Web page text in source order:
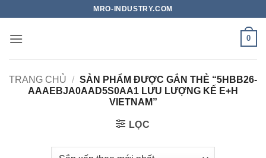
nội
MRO-INDUSTRY.COM
0
TRANG CHỦ / SẢN PHẨM ĐƯỢC GẮN THẺ “5HBB26-
AAAEBJA0AAD5S0AA1 LƯU LƯỢNG KẾ E+H
VIETNAM”
LỌC